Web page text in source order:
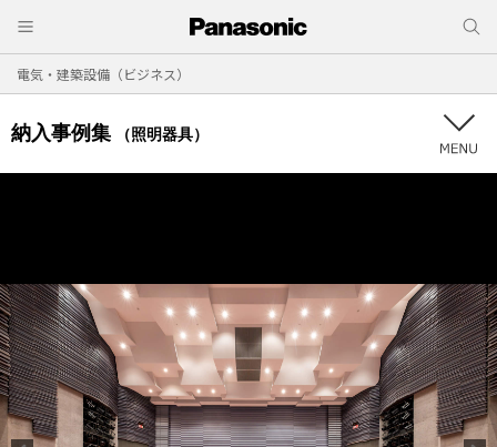
電気・建築設備（ビジネス）
納入事例集 （照明器具）